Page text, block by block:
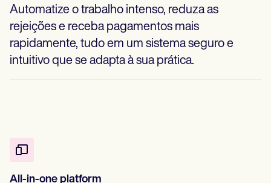
Automatize o trabalho intenso, reduza as
rejeições e receba pagamentos mais
rapidamente, tudo em um sistema seguro e
intuitivo que se adapta à sua prática.
All-in-one platform